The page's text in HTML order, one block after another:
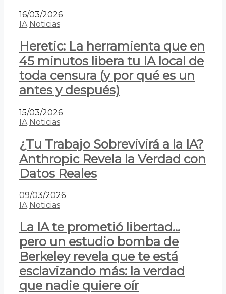
16/03/2026
IA Noticias
Heretic: La herramienta que en
45 minutos libera tu IA local de
toda censura (y por qué es un
antes y después)
15/03/2026
IA Noticias
¿Tu Trabajo Sobrevivirá a la IA?
Anthropic Revela la Verdad con
Datos Reales
09/03/2026
IA Noticias
La IA te prometió libertad…
pero un estudio bomba de
Berkeley revela que te está
esclavizando más: la verdad
que nadie quiere oír